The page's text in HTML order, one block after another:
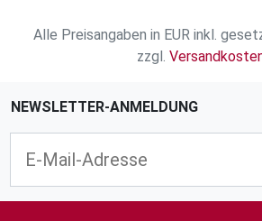
Alle Preisangaben in EUR inkl.
zzgl.
NEWSLETTER-ANMELDUNG